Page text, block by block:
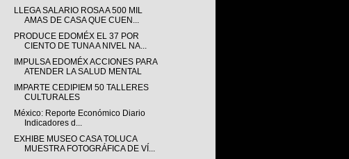
LLEGA SALARIO ROSA A 500 MIL
AMAS DE CASA QUE CUEN...
PRODUCE EDOMÉX EL 37 POR
CIENTO DE TUNA A NIVEL NA...
IMPULSA EDOMÉX ACCIONES PARA
ATENDER LA SALUD MENTAL
IMPARTE CEDIPIEM 50 TALLERES
CULTURALES
México: Reporte Económico Diario
Indicadores d...
EXHIBE MUSEO CASA TOLUCA
MUESTRA FOTOGRÁFICA DE VÍ...